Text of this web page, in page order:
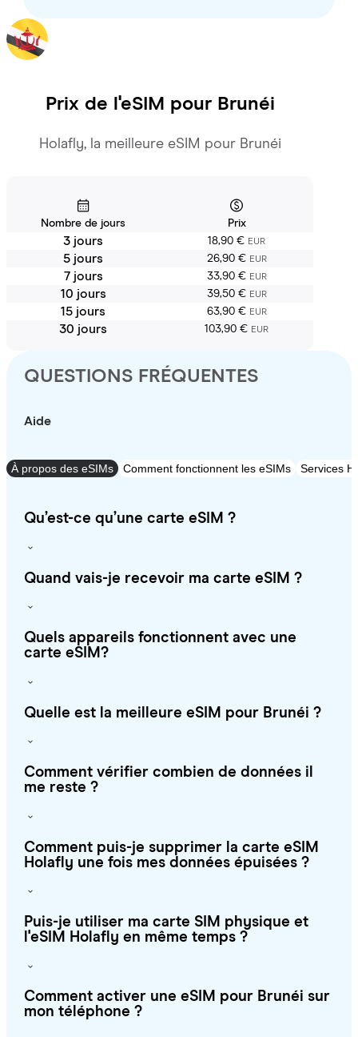
Prix de l'eSIM pour Brunéi
Holafly, la meilleure eSIM pour Brunéi
Nombre de jours Prix
3 jours 18,90 € EUR
5 jours 26,90 € EUR
7 jours 33,90 € EUR
10 jours 39,50 € EUR
15 jours 63,90 € EUR
30 jours 103,90 € EUR
QUESTIONS FRÉQUENTES
Aide
À propos des eSIMs Comment fonctionnent les eSIMs Services
Qu’est-ce qu’une carte eSIM ?
Quand vais-je recevoir ma carte eSIM ?
Quels appareils fonctionnent avec une
carte eSIM?
Quelle est la meilleure eSIM pour Brunéi ?
Comment vérifier combien de données il
me reste ?
Comment puis-je supprimer la carte eSIM
Holafly une fois mes données épuisées ?
Puis-je utiliser ma carte SIM physique et
l'eSIM Holafly en même temps ?
Comment activer une eSIM pour Brunéi sur
mon téléphone ?